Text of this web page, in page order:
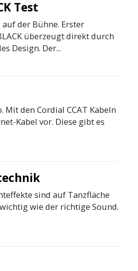
Test
der Bühne. Erster
überzeugt direkt durch
Design. Der...
den Cordial CCAT Kabeln
Kabel vor. Diese gibt es
sind auf Tanzfläche
wie der richtige Sound.